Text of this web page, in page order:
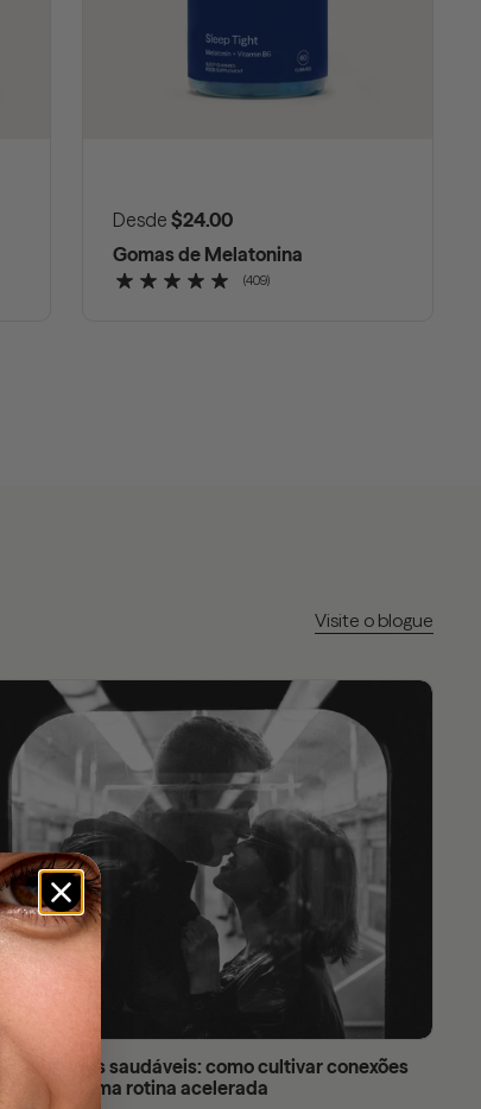
Preço normal
Desde $24.00
Gomas de Melatonina
(409)
Visite o blogue
saudáveis: como cultivar conexões
numa rotina acelerada